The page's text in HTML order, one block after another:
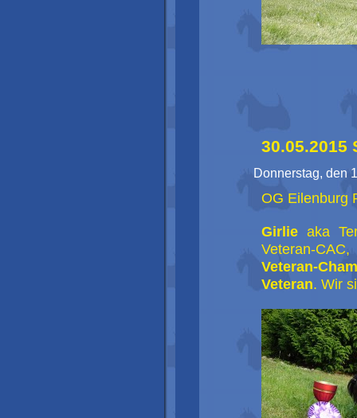
30.05.2015
Donnerstag, den
OG Eilenburg
Girlieaka
Veteran-
Veteran-
Veteran. Wir